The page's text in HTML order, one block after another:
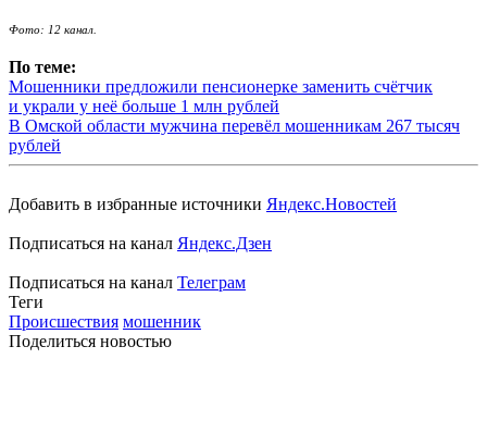
Фото: 12 канал.
По теме:
Мошенники предложили пенсионерке заменить счётчик
и украли у неё больше 1 млн рублей
В Омской области мужчина перевёл мошенникам 267 тысяч
рублей
Добавить в избранные источники Яндекс.Новостей
Подписаться на канал Яндекс.Дзен
Подписаться на канал Телеграм
Теги
Происшествия мошенник
Поделиться новостью